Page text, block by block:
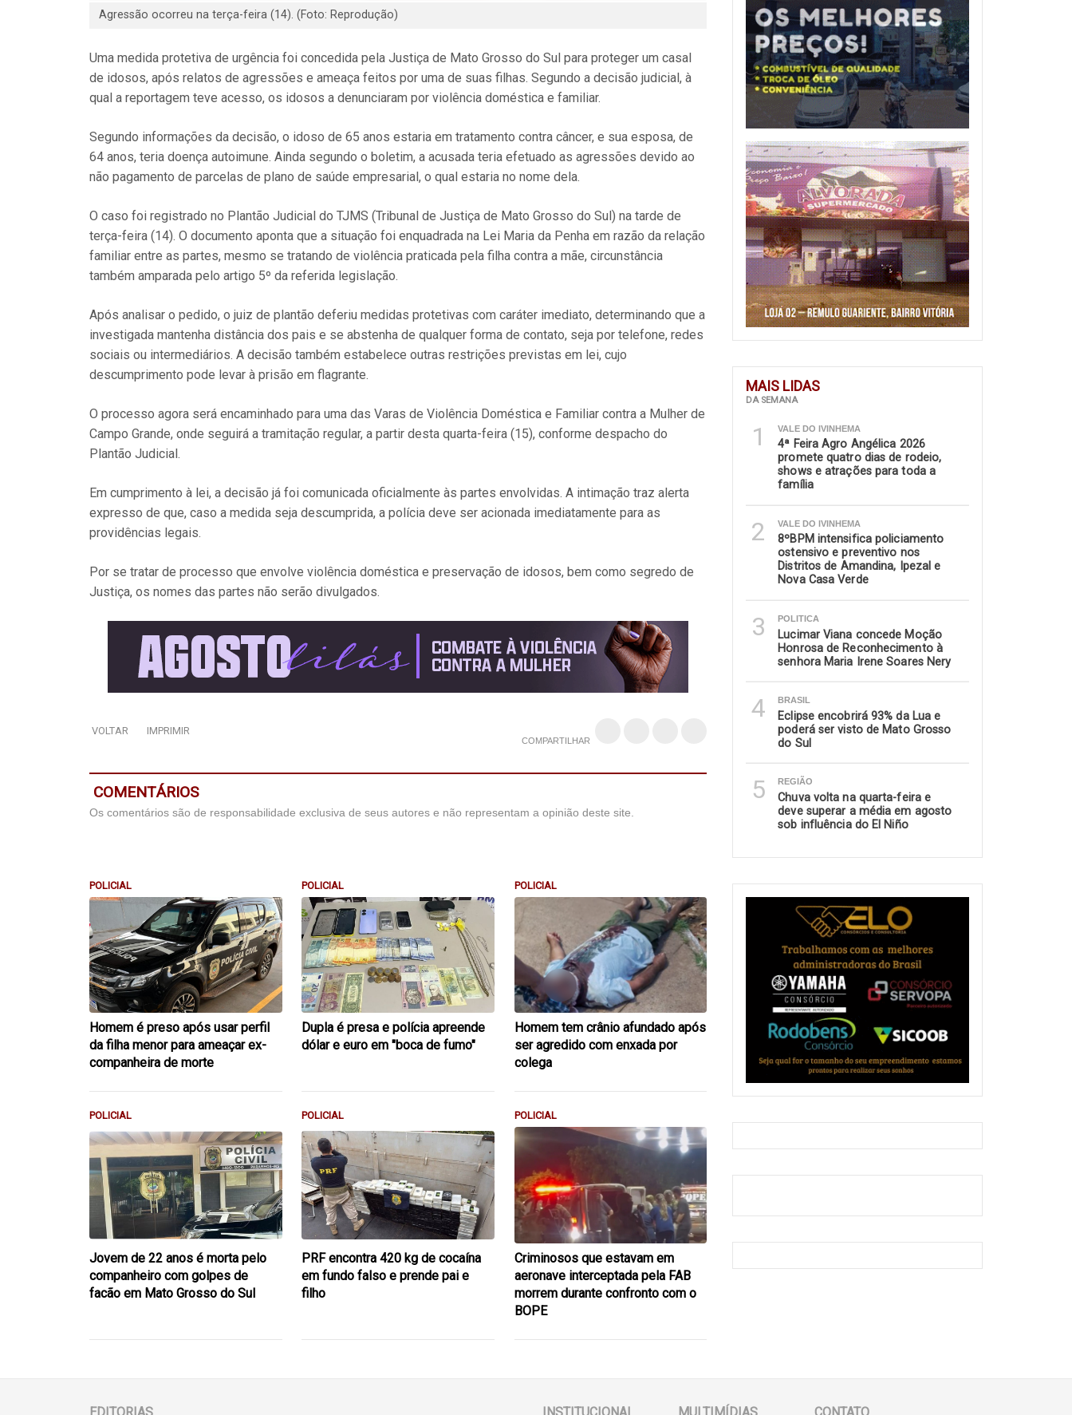
MAIS LIDAS
DA SEMANA
1 VALE DO IVINHEMA
4ª Feira Agro Angélica 2026
promete quatro dias de rodeio,
shows e atrações para toda a
família
2 VALE DO IVINHEMA
8ºBPM intensifica policiamento
ostensivo e preventivo nos
Distritos de Amandina, Ipezal e
Nova Casa Verde
3 POLITICA
Lucimar Viana concede Moção
Honrosa de Reconhecimento à
senhora Maria Irene Soares Nery
4 BRASIL
Eclipse encobrirá 93% da Lua e
poderá ser visto de Mato Grosso
do Sul
5 REGIÃO
Chuva volta na quarta-feira e
deve superar a média em agosto
sob influência do El Niño
Agressão ocorreu na terça-feira (14). (Foto: Reprodução)
Uma medida protetiva de urgência foi concedida pela Justiça de Mato Grosso do Sul para proteger um casal
de idosos, após relatos de agressões e ameaça feitos por uma de suas filhas. Segundo a decisão judicial, à
qual a reportagem teve acesso, os idosos a denunciaram por violência doméstica e familiar.
Segundo informações da decisão, o idoso de 65 anos estaria em tratamento contra câncer, e sua esposa, de
64 anos, teria doença autoimune. Ainda segundo o boletim, a acusada teria efetuado as agressões devido ao
não pagamento de parcelas de plano de saúde empresarial, o qual estaria no nome dela.
O caso foi registrado no Plantão Judicial do TJMS (Tribunal de Justiça de Mato Grosso do Sul) na tarde de
terça-feira (14). O documento aponta que a situação foi enquadrada na Lei Maria da Penha em razão da relação
familiar entre as partes, mesmo se tratando de violência praticada pela filha contra a mãe, circunstância
também amparada pelo artigo 5º da referida legislação.
Após analisar o pedido, o juiz de plantão deferiu medidas protetivas com caráter imediato, determinando que a
investigada mantenha distância dos pais e se abstenha de qualquer forma de contato, seja por telefone, redes
sociais ou intermediários. A decisão também estabelece outras restrições previstas em lei, cujo
descumprimento pode levar à prisão em flagrante.
O processo agora será encaminhado para uma das Varas de Violência Doméstica e Familiar contra a Mulher de
Campo Grande, onde seguirá a tramitação regular, a partir desta quarta-feira (15), conforme despacho do
Plantão Judicial.
Em cumprimento à lei, a decisão já foi comunicada oficialmente às partes envolvidas. A intimação traz alerta
expresso de que, caso a medida seja descumprida, a polícia deve ser acionada imediatamente para as
providências legais.
Por se tratar de processo que envolve violência doméstica e preservação de idosos, bem como segredo de
Justiça, os nomes das partes não serão divulgados.
VOLTAR IMPRIMIR
COMPARTILHAR
COMENTÁRIOS
Os comentários são de responsabilidade exclusiva de seus autores e não representam a opinião deste site.
POLICIAL
Homem é preso após usar perfil
da filha menor para ameaçar ex-
companheira de morte
POLICIAL
Dupla é presa e polícia apreende
dólar e euro em "boca de fumo"
POLICIAL
Homem tem crânio afundado após
ser agredido com enxada por
colega
POLICIAL
Jovem de 22 anos é morta pelo
companheiro com golpes de
facão em Mato Grosso do Sul
POLICIAL
PRF encontra 420 kg de cocaína
em fundo falso e prende pai e
filho
POLICIAL
Criminosos que estavam em
aeronave interceptada pela FAB
morrem durante confronto com o
BOPE
EDITORIAS INSTITUCIONAL MULTIMÍDIAS CONTATO